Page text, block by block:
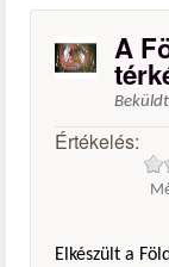
A
Értékelés:
Elkészült a